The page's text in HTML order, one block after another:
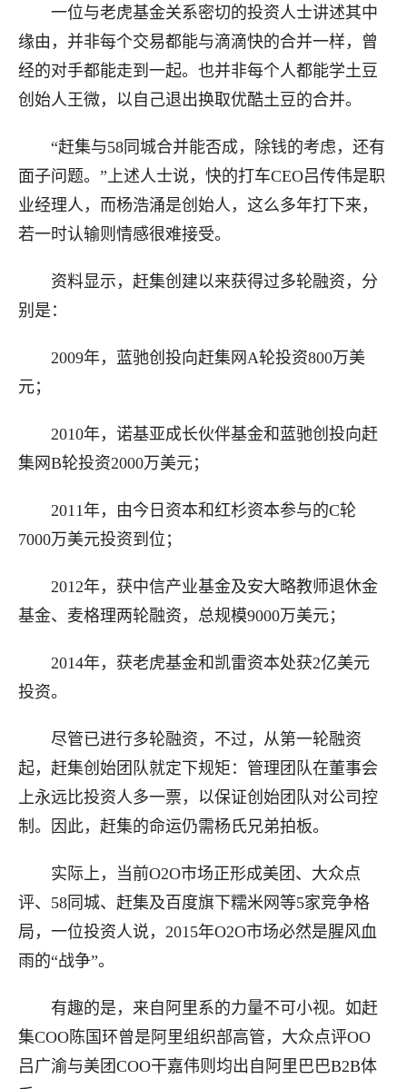
一位与老虎基金关系密切的投资人士讲述其中
缘由，并非每个交易都能与滴滴快的合并一样，曾
经的对手都能走到一起。也并非每个人都能学土豆
创始人王微，以自己退出换取优酷土豆的合并。
“赶集与58同城合并能否成，除钱的考虑，还有
面子问题。”上述人士说，快的打车CEO吕传伟是职
业经理人，而杨浩涌是创始人，这么多年打下来，
若一时认输则情感很难接受。
资料显示，赶集创建以来获得过多轮融资，分
别是：
2009年，蓝驰创投向赶集网A轮投资800万美
元；
2010年，诺基亚成长伙伴基金和蓝驰创投向赶
集网B轮投资2000万美元；
2011年，由今日资本和红杉资本参与的C轮
7000万美元投资到位；
2012年，获中信产业基金及安大略教师退休金
基金、麦格理两轮融资，总规模9000万美元；
2014年，获老虎基金和凯雷资本处获2亿美元
投资。
尽管已进行多轮融资，不过，从第一轮融资
起，赶集创始团队就定下规矩：管理团队在董事会
上永远比投资人多一票，以保证创始团队对公司控
制。因此，赶集的命运仍需杨氏兄弟拍板。
实际上，当前O2O市场正形成美团、大众点
评、58同城、赶集及百度旗下糯米网等5家竞争格
局，一位投资人说，2015年O2O市场必然是腥风血
雨的“战争”。
有趣的是，来自阿里系的力量不可小视。如赶
集COO陈国环曾是阿里组织部高管，大众点评OO
吕广渝与美团COO干嘉伟则均出自阿里巴巴B2B体